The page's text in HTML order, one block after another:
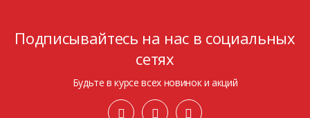
Подписывайтесь на нас в социальных
сетях
Будьте в курсе всех новинок и акций